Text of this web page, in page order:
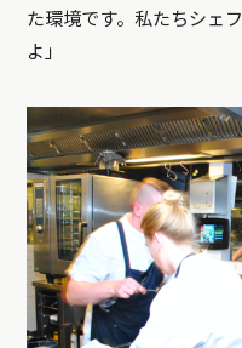
た環境です。私たちシェ
よ」